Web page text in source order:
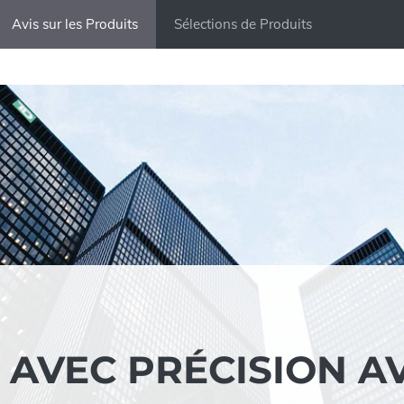
Avis sur les Produits Sélections de Produits
PRÉCISION